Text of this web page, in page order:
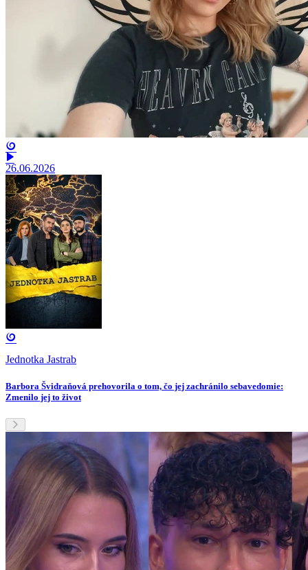
26.06.2026
Jednotka Jastrab
Barbora Švidraňová prehovorila o tom, čo jej zachránilo sebavedomie:
Zmenilo jej to život